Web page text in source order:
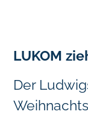
LUKOM
Der